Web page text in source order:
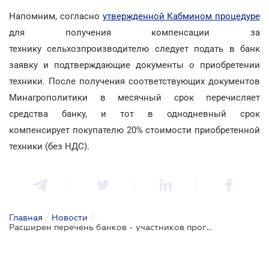
Напомним, согласно утвержденной Кабмином процедуре
для получения компенсации за
технику сельхозпроизводителю следует подать в банк
заявку и подтверждающие документы о приобретении
техники. После получения соответствующих документов
Минагрополитики в месячный срок перечисляет
средства банку, и тот в однодневный срок
компенсирует покупателю 20% стоимости приобретенной
техники (без НДС).
Главная / Новости /
Расширен перечень банков - участников программы частичной компенсации стоимости сельхозтехники